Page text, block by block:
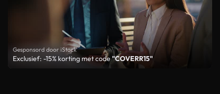
Gesponsord door iStock
Exclusief: -15% korting met code"COVERR15"